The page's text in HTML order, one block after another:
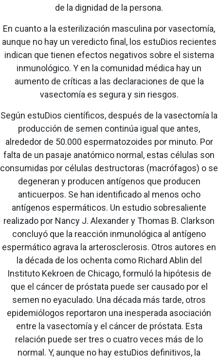
de la dignidad de la persona.
En cuanto a la esterilización masculina por vasectomía,
aunque no hay un veredicto final, los estuDios recientes
indican que tienen efectos negativos sobre el sistema
inmunológico. Y en la comunidad médica hay un
aumento de críticas a las declaraciones de que la
vasectomía es segura y sin riesgos.
Según estuDios científicos, después de la vasectomía la
producción de semen continúa igual que antes,
alrededor de 50.000 espermatozoides por minuto. Por
falta de un pasaje anatómico normal, estas células son
consumidas por células destructoras (macrófagos) o se
degeneran y producen antígenos que producen
anticuerpos. Se han identificado al menos ocho
antígenos espermáticos. Un estudio sobresaliente
realizado por Nancy J. Alexander y Thomas B. Clarkson
concluyó que la reacción inmunológica al antígeno
espermático agrava la arterosclerosis. Otros autores en
la década de los ochenta como Richard Ablin del
Instituto Kekroen de Chicago, formuló la hipótesis de
que el cáncer de próstata puede ser causado por el
semen no eyaculado. Una década más tarde, otros
epidemiólogos reportaron una inesperada asociación
entre la vasectomía y el cáncer de próstata. Esta
relación puede ser tres o cuatro veces más de lo
normal. Y, aunque no hay estuDios definitivos, la